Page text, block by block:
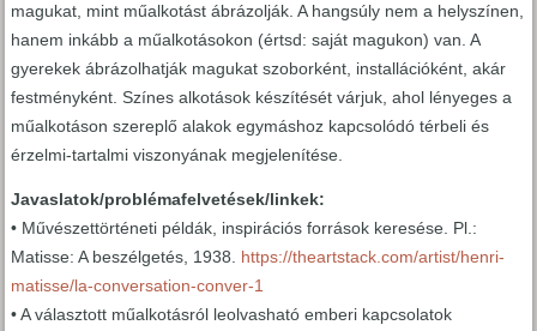
magukat, mint műalkotást ábrázolják. A hangsúly nem a helyszínen,
hanem inkább a műalkotásokon (értsd: saját magukon) van. A
gyerekek ábrázolhatják magukat szoborként, installációként, akár
festményként. Színes alkotások készítését várjuk, ahol lényeges a
műalkotáson szereplő alakok egymáshoz kapcsolódó térbeli és
érzelmi-tartalmi viszonyának megjelenítése.
Javaslatok/problémafelvetések/linkek:
• Művészettörténeti példák, inspirációs források keresése. Pl.:
Matisse: A beszélgetés, 1938. https://theartstack.com/artist/henri-
matisse/la-conversation-conver-1
• A választott műalkotásról leolvasható emberi kapcsolatok